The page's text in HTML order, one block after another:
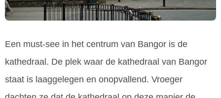
Een must-see in het centrum van Bangor is de
kathedraal. De plek waar de kathedraal van Bangor
staat is laaggelegen en onopvallend. Vroeger